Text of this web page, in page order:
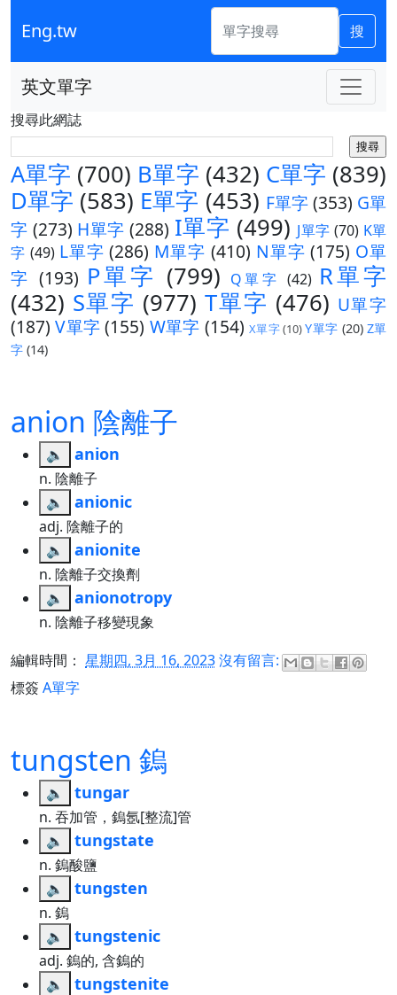
Eng.tw 搜
英文單字
搜尋此網誌
A單字 (700) B單字 (432) C單字 (839)
D單字 (583) E單字 (453) F單字(353) G單
字 (273) H單字 (288) I單字 (499) J單字 (70) K單
字 (49) L單字 (286) M單字 (410) N單字 (175) O單
字 (193) P單字 (799) Q單字 (42) R單字
(432) S單字 (977) T單字 (476) U單字
(187) V單字(155) W單字 (154) X單字(10)Y單字 (20) Z單
字 (14)
anion 陰離子
🔈 anion
n. 陰離子
🔈
anionic
adj. 陰離子的
🔈
anionite
n. 陰離子交換劑
🔈
anionotropy
n. 陰離子移變現象
編輯時間： 星期四, 3月 16, 2023沒有留言:
標簽 A單字
tungsten 鎢
🔈 tungar
n. 吞加管，鎢氬[整流]管
🔈
tungstate
n. 鎢酸鹽
🔈
tungsten
n. 鎢
🔈
tungstenic
adj. 鎢的, 含鎢的
🔈
tungstenite